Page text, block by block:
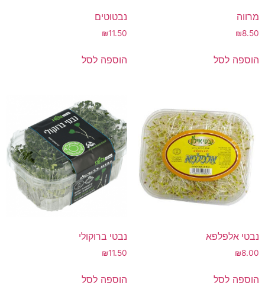
מרווה
₪8.50
הוספה לסל
נבטוטים
₪11.50
הוספה לסל
נבטי אלפלפא
₪8.00
הוספה לסל
נבטי ברוקולי
₪11.50
הוספה לסל